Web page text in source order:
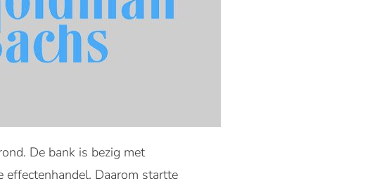
De bank is bezig met
Daarom startte